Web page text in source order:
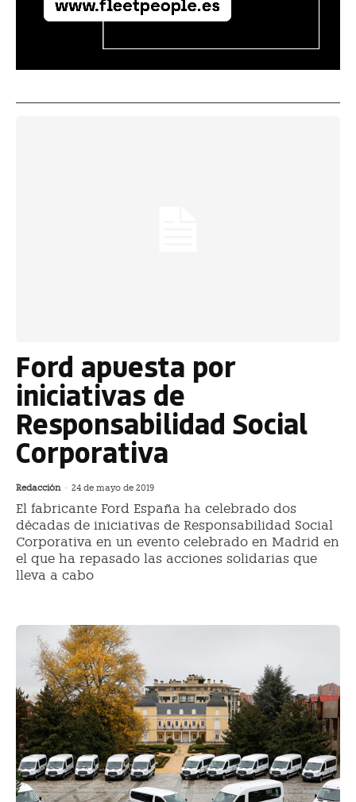
Ford apuesta por
iniciativas de
Responsabilidad Social
Corporativa
Redacción - 24 de mayo de 2019
El fabricante Ford España ha celebrado dos
décadas de iniciativas de Responsabilidad Social
Corporativa en un evento celebrado en Madrid en
el que ha repasado las acciones solidarias que
lleva a cabo